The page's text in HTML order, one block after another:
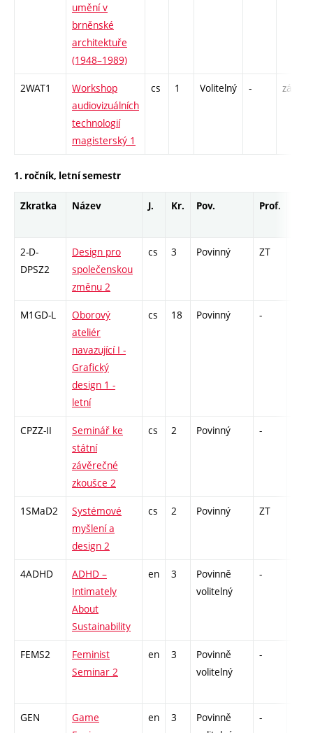
umění v
brněnské
architektuře
(1948–1989)
2WAT1
Workshop
audiovizuálních
technologií
magisterský 1
cs 1 Volitelný - zá
1. ročník, letní semestr
Zkratka Název J. Kr. Pov. Prof.
2-D-
DPSZ2
Design pro
společenskou
změnu 2
cs 3 Povinný ZT
M1GD-L
Oborový
ateliér
navazující I -
Grafický
design 1 -
letní
cs 18 Povinný -
CPZZ-II
Seminář ke
státní
závěrečné
zkoušce 2
cs 2 Povinný -
1SMaD2
Systémové
myšlení a
design 2
cs 2 Povinný ZT
4ADHD
ADHD –
Intimately
About
Sustainability
en 3
Povinně
volitelný
-
FEMS2
Feminist
Seminar 2
en 3
Povinně
volitelný
-
GEN
Game
en 3
Povinně
-